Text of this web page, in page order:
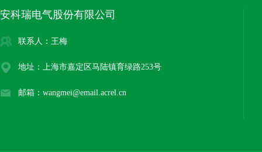
安科瑞电气股份有限公司
联系人：王梅
地址：上海市嘉定区马陆镇育绿路253号
邮箱：wangmei@email.acrel.cn